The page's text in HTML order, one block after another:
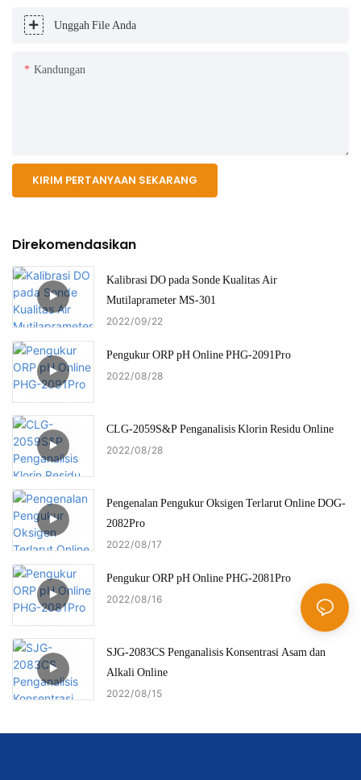
Unggah File Anda
Kandungan
KIRIM PERTANYAAN SEKARANG
Direkomendasikan
Kalibrasi DO pada Sonde Kualitas Air
Mutilaprameter MS-301
2022 09 22
Pengukur ORP pH Online PHG-2091Pro
2022 08 28
CLG-2059S&P Penganalisis Klorin Residu Online
2022 08 28
Pengenalan Pengukur Oksigen Terlarut Online DOG-
2082Pro
2022 08 17
Pengukur ORP pH Online PHG-2081Pro
2022 08 16
SJG-2083CS Penganalisis Konsentrasi Asam dan
Alkali Online
2022 08 15